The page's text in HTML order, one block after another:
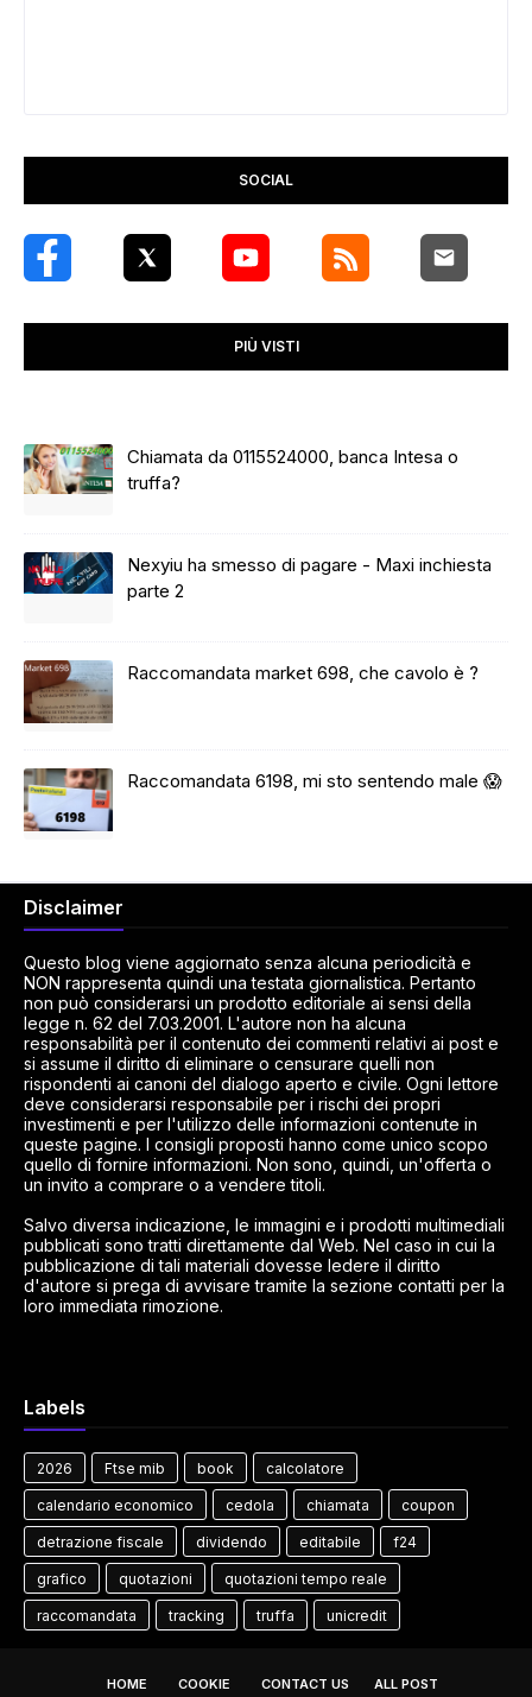
SOCIAL
PIÙ VISTI
Chiamata da 0115524000, banca Intesa o
truffa?
Nexyiu ha smesso di pagare - Maxi inchiesta
parte 2
Raccomandata market 698, che cavolo è ?
Raccomandata 6198, mi sto sentendo male 😱
Disclaimer
Questo blog viene aggiornato senza alcuna periodicità e
NON rappresenta quindi una testata giornalistica. Pertanto
non può considerarsi un prodotto editoriale ai sensi della
legge n. 62 del 7.03.2001. L'autore non ha alcuna
responsabilità per il contenuto dei commenti relativi ai post e
si assume il diritto di eliminare o censurare quelli non
rispondenti ai canoni del dialogo aperto e civile. Ogni lettore
deve considerarsi responsabile per i rischi dei propri
investimenti e per l'utilizzo delle informazioni contenute in
queste pagine. I consigli proposti hanno come unico scopo
quello di fornire informazioni. Non sono, quindi, un'offerta o
un invito a comprare o a vendere titoli.
Salvo diversa indicazione, le immagini e i prodotti multimediali
pubblicati sono tratti direttamente dal Web. Nel caso in cui la
pubblicazione di tali materiali dovesse ledere il diritto
d'autore si prega di avvisare tramite la sezione contatti per la
loro immediata rimozione.
Labels
2026 Ftse mib book calcolatore
calendario economico cedola chiamata coupon
detrazione fiscale dividendo editabile f24
grafico quotazioni quotazioni tempo reale
raccomandata tracking truffa unicredit
HOME COOKIE CONTACT US ALL POST